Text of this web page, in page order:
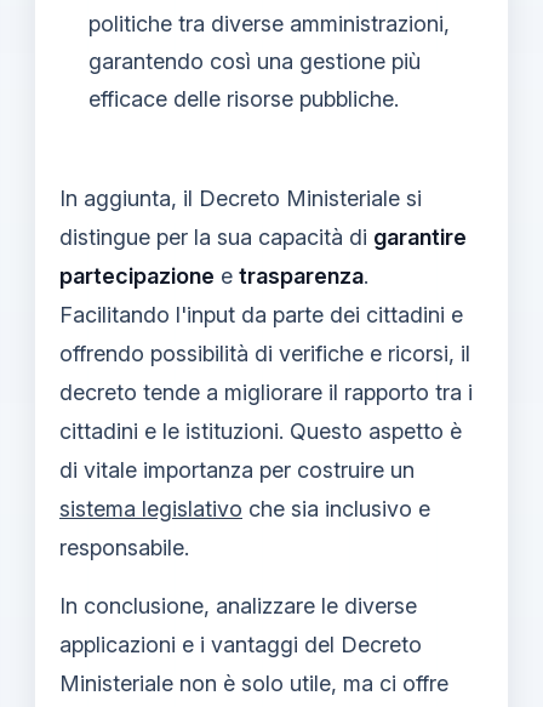
politiche tra diverse amministrazioni,
garantendo così una gestione più
efficace delle risorse pubbliche.
In aggiunta, il Decreto Ministeriale si
distingue per la sua capacità di garantire
partecipazione e trasparenza.
Facilitando l'input da parte dei cittadini e
offrendo possibilità di verifiche e ricorsi, il
decreto tende a migliorare il rapporto tra i
cittadini e le istituzioni. Questo aspetto è
di vitale importanza per costruire un
sistema legislativo che sia inclusivo e
responsabile.
In conclusione, analizzare le diverse
applicazioni e i vantaggi del Decreto
Ministeriale non è solo utile, ma ci offre